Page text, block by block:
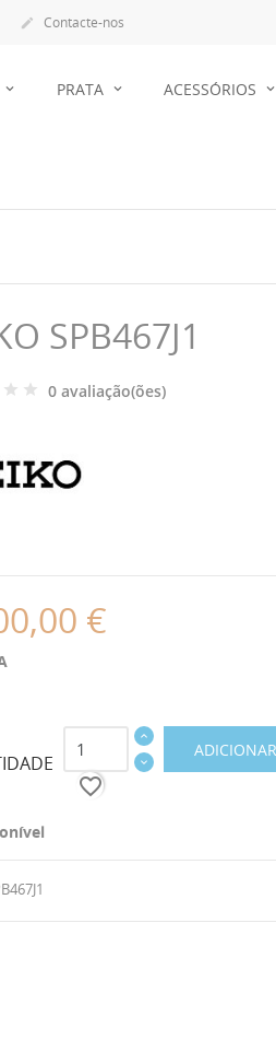
 Contacte-nos
PRATA ACESSÓRIOS
SPB467J1
0 avaliação(ões)
€
favorite_border